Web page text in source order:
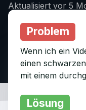
Aktualisiert vor 5
Problem
Wenn ich ein
einen
mit einem
Lösung